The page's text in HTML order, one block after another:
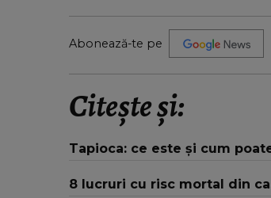
Abonează-te pe
Citește și:
Tapioca: ce este și cum
8 lucruri cu risc mortal din